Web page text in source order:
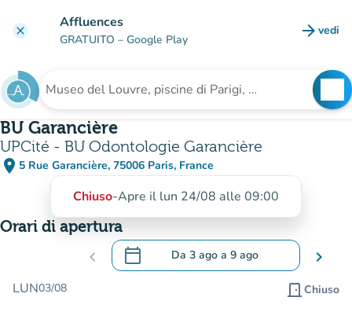
clear Affluences
GRATUITO – Google Play arrow_forward vedi
Cerca una struttura
BU Garancière
UPCité - BU Odontologie Garancière
place 5 Rue Garancière, 75006 Paris, France
(apri in Google Maps)
(nuova scheda)
Chiuso-Apre il lun 24/08 alle 09:00
Orari di apertura
chevron_left calendar_today Da 3 ago a 9 ago
.Aprire il calendario per modificare le
chevron_right
LUN03/08 door_front Chiuso